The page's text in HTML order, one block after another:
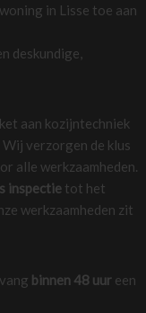
in Lisse toe aan
deskundige,
aan kozijntechniek
verzorgen de klus
alle werkzaamheden.
inspectietot het
werkzaamheden zit
binnen 48 uureen